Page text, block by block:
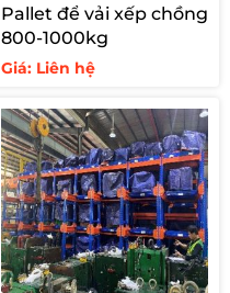
Pallet để vải xếp chồng
800-1000kg
Giá: Liên hệ